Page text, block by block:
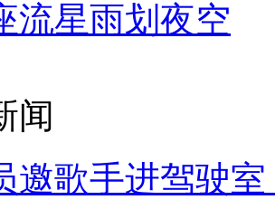
流星雨划夜空
闻
邀歌手进驾驶